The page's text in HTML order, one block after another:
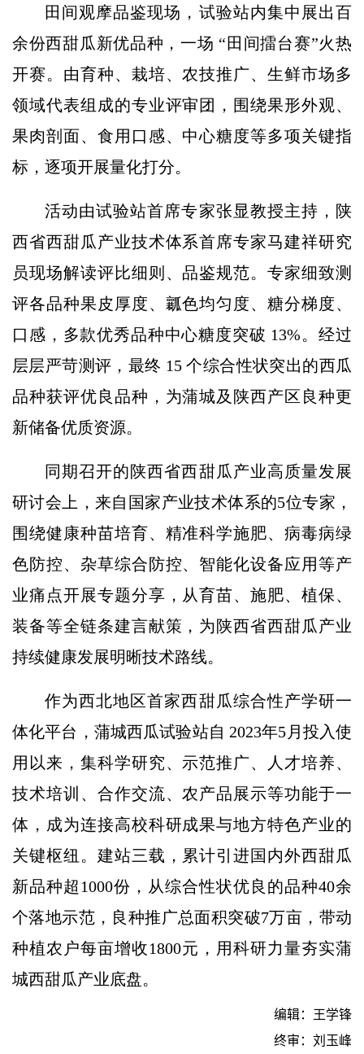
田间观摩品鉴现场，试验站内集中展出百
余份西甜瓜新优品种，一场 “田间擂台赛”火热
开赛。由育种、栽培、农技推广、生鲜市场多
领域代表组成的专业评审团，围绕果形外观、
果肉剖面、食用口感、中心糖度等多项关键指
标，逐项开展量化打分。
活动由试验站首席专家张显教授主持，陕
西省西甜瓜产业技术体系首席专家马建祥研究
员现场解读评比细则、品鉴规范。专家细致测
评各品种果皮厚度、瓤色均匀度、糖分梯度、
口感，多款优秀品种中心糖度突破 13%。经过
层层严苛测评，最终 15 个综合性状突出的西瓜
品种获评优良品种，为蒲城及陕西产区良种更
新储备优质资源。
同期召开的陕西省西甜瓜产业高质量发展
研讨会上，来自国家产业技术体系的5位专家，
围绕健康种苗培育、精准科学施肥、病毒病绿
色防控、杂草综合防控、智能化设备应用等产
业痛点开展专题分享，从育苗、施肥、植保、
装备等全链条建言献策，为陕西省西甜瓜产业
持续健康发展明晰技术路线。
作为西北地区首家西甜瓜综合性产学研一
体化平台，蒲城西瓜试验站自 2023年5月投入使
用以来，集科学研究、示范推广、人才培养、
技术培训、合作交流、农产品展示等功能于一
体，成为连接高校科研成果与地方特色产业的
关键枢纽。建站三载，累计引进国内外西甜瓜
新品种超1000份，从综合性状优良的品种40余
个落地示范，良种推广总面积突破7万亩，带动
种植农户每亩增收1800元，用科研力量夯实蒲
城西甜瓜产业底盘。
编辑：王学锋
终审：刘玉峰